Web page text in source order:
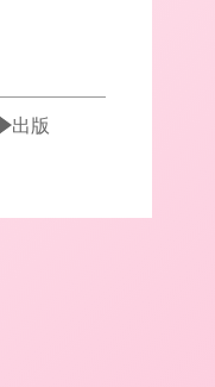
出版